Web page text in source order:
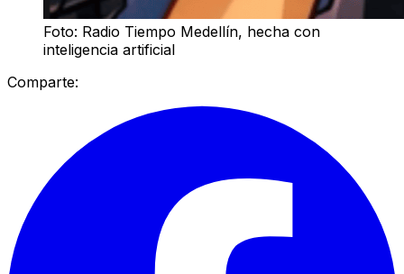
Foto: Radio Tiempo Medellín, hecha con
inteligencia artificial
Comparte: